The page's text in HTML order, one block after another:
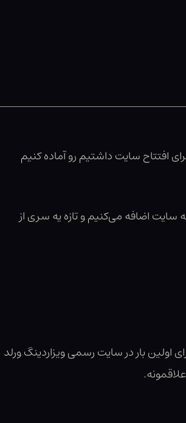
افتتاح سایت داشتیم رو آماده کنیم
اضافه می‌کنیم و تازه یه سری از
بار در سایت رسمی ویزاردینگ ورلد